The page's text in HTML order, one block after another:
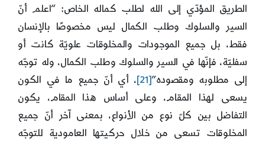
الطريق المؤدّي إلى الله لطلب كماله الخاص: “اعلم أنّ
السير والسلوك وطلب الكمال ليس مخصوصًا بالإنسان
فقط، بل جميع الموجودات والمخلوقات علويّة كانت أو
سفليّة، فإنّها في السير والسلوك وطلب الكمال، وله توجّه
إلى مطلوبه ومقصوده”[21]
، أي أنّ جميع ما في الكون
يسعى لهذا المقام، وعلى أساس هذا المقام، يكون
التفاضل بين كلّ نوع من الأنواع، بمعنى آخر أنّ جميع
المخلوقات تسعى من خلال حركيتها العامودية للتوجّه